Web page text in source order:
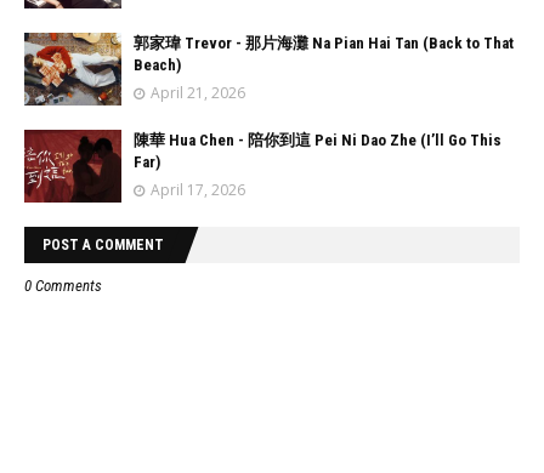
郭家瑋 Trevor - 那片海灘 Na Pian Hai Tan (Back to That
Beach)
April 21, 2026
陳華 Hua Chen - 陪你到這 Pei Ni Dao Zhe (I’ll Go This
Far)
April 17, 2026
POST A COMMENT
0 Comments